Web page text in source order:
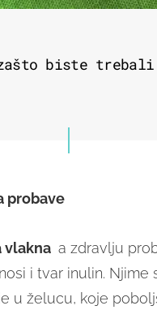
biste
probave
vlakna a zdravlju
i tvar inulin. Njime
u želucu, koje